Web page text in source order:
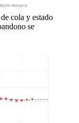
Acción necesaria
cola y estado
se